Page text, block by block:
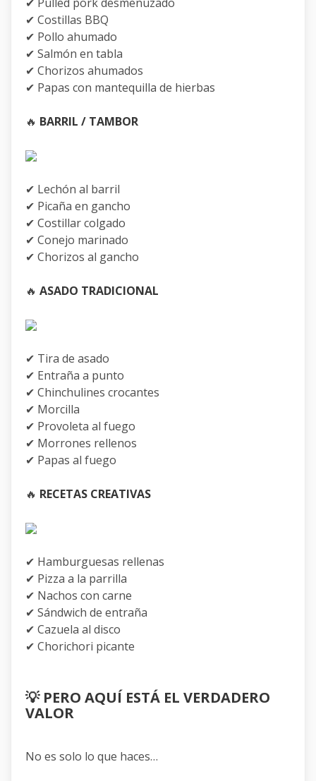
✔ Costillas BBQ
✔ Pollo ahumado
✔ Salmón en tabla
✔ Chorizos ahumados
✔ Papas con mantequilla de hierbas
🔥 BARRIL / TAMBOR
✔ Lechón al barril
✔ Picaña en gancho
✔ Costillar colgado
✔ Conejo marinado
✔ Chorizos al gancho
🔥 ASADO TRADICIONAL
✔ Tira de asado
✔ Entraña a punto
✔ Chinchulines crocantes
✔ Morcilla
✔ Provoleta al fuego
✔ Morrones rellenos
✔ Papas al fuego
🔥 RECETAS CREATIVAS
✔ Hamburguesas rellenas
✔ Pizza a la parrilla
✔ Nachos con carne
✔ Sándwich de entraña
✔ Cazuela al disco
✔ Chorichori picante
💡 PERO AQUÍ ESTÁ EL VERDADERO
VALOR
No es solo lo que haces…